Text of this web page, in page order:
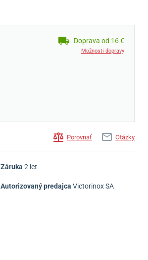
Doprava od 16 €
Možnosti dopravy
Porovnať Otázky
Záruka 2 let
Autorizovaný predajca Victorinox SA